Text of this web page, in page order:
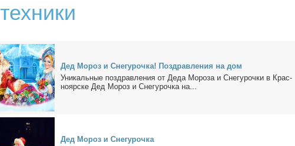
Дед Мо­роз и Сне­гу­роч­ка! По­здрав­ле­ния на дом
Уни­каль­ные по­здрав­ле­ния от Де­да Мо­ро­за и Сне­гу­роч­ки в Крас­
но­яр­ске Дед Мо­роз и Сне­гу­роч­ка на...
Дед Мо­роз и Сне­гу­роч­ка